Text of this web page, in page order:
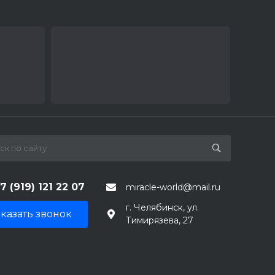
(919) 121 22 07 miracle-world@mail.ru
звонок
г. Челябинск, ул.
Тимирязева, 27